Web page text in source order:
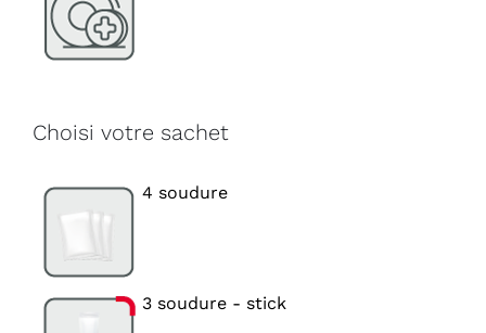
Choisi votre sachet
4 soudure
3 soudure - stick